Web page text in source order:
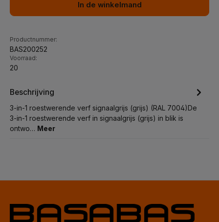
In de winkelmand
Productnummer:
BAS200252
Voorraad:
20
Beschrijving
3-in-1 roestwerende verf signaalgrijs (grijs) (RAL 7004)De
3-in-1 roestwerende verf in signaalgrijs (grijs) in blik is
ontwo… Meer